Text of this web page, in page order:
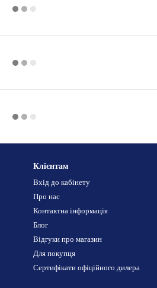
Клієнтам
Вхід до кабінету
Про нас
Контактна інформація
Блог
Відгуки про магазин
Для покупця
Сертифікати офіційного дилера